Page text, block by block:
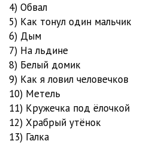
16. Житков Борис - Что бывало. Рассказы
17. Житков Борис - Что бывало. Рассказы
18. Житков Борис - Что бывало. Рассказы
19. Житков Борис - Что бывало. Рассказы
20. Житков Борис - Что бывало. Рассказы
21. Житков Борис - Что бывало. Рассказы
4) Обвал
5) Как тонул один мальчик
6) Дым
7) На льдине
8) Белый домик
9) Как я ловил человечков
10) Метель
11) Кружечка под ёлочкой
12) Храбрый утёнок
13) Галка